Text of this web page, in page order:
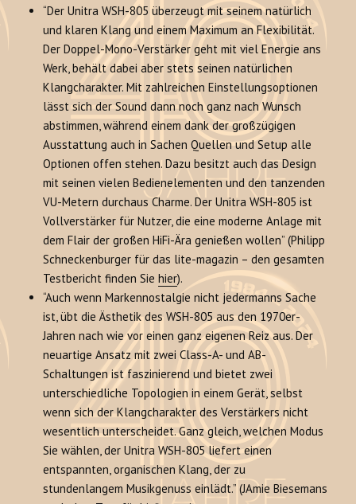
“Der Unitra WSH-805 überzeugt mit seinem natürlich
und klaren Klang und einem Maximum an Flexibilität.
Der Doppel-Mono-Verstärker geht mit viel Energie ans
Werk, behält dabei aber stets seinen natürlichen
Klangcharakter. Mit zahlreichen Einstellungsoptionen
lässt sich der Sound dann noch ganz nach Wunsch
abstimmen, während einem dank der großzügigen
Ausstattung auch in Sachen Quellen und Setup alle
Optionen offen stehen. Dazu besitzt auch das Design
mit seinen vielen Bedienelementen und den tanzenden
VU-Metern durchaus Charme. Der Unitra WSH-805 ist
Vollverstärker für Nutzer, die eine moderne Anlage mit
dem Flair der großen HiFi-Ära genießen wollen” (Philipp
Schneckenburger für das lite-magazin – den gesamten
Testbericht finden Siehier).
“Auch wenn Markennostalgie nicht jedermanns Sache
ist, übt die Ästhetik des WSH-805 aus den 1970er-
Jahren nach wie vor einen ganz eigenen Reiz aus. Der
neuartige Ansatz mit zwei Class-A- und AB-
Schaltungen ist faszinierend und bietet zwei
unterschiedliche Topologien in einem Gerät, selbst
wenn sich der Klangcharakter des Verstärkers nicht
wesentlich unterscheidet. Ganz gleich, welchen Modus
Sie wählen, der Unitra WSH-805 liefert einen
entspannten, organischen Klang, der zu
stundenlangem Musikgenuss einlädt.” (JAmie Biesemans